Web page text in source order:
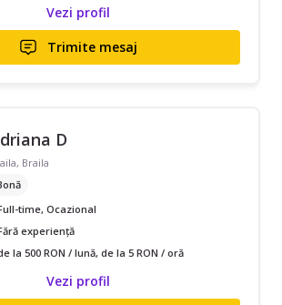
Vezi profil
Trimite mesaj
D
Braila
time, Ocazional
experiență
la 500 RON / lună, de la 5 RON / oră
Vezi profil